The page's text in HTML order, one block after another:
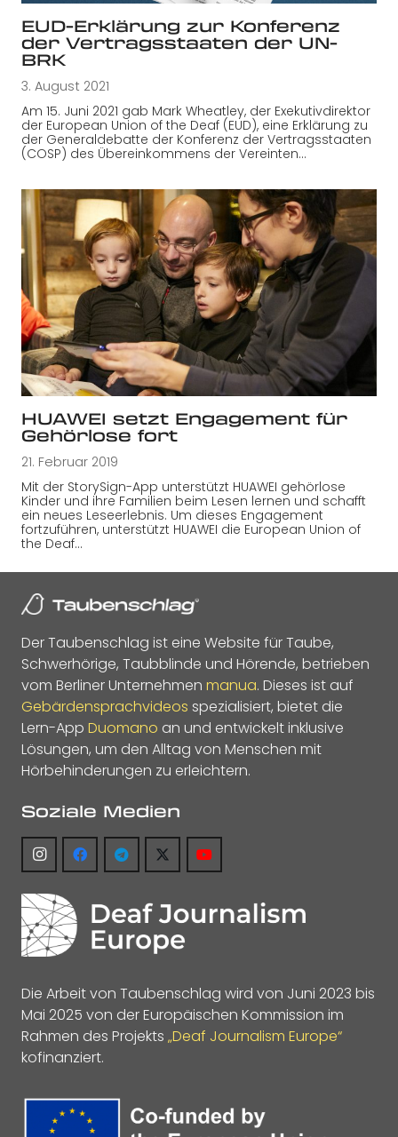
EUD-Erklärung zur Konferenz
der Vertragsstaaten der UN-
BRK
3. August 2021
Am 15. Juni 2021 gab Mark Wheatley, der Exekutivdirektor
der European Union of the Deaf (EUD), eine Erklärung zu
der Generaldebatte der Konferenz der Vertragsstaaten
(COSP) des Übereinkommens der Vereinten…
HUAWEI setzt Engagement für
Gehörlose fort
21. Februar 2019
Mit der StorySign-App unterstützt HUAWEI gehörlose
Kinder und ihre Familien beim Lesen lernen und schafft
ein neues Leseerlebnis. Um dieses Engagement
fortzuführen, unterstützt HUAWEI die European Union of
the Deaf…
Der Taubenschlag ist eine Website für Taube,
Schwerhörige, Taubblinde und Hörende, betrieben
vom Berliner Unternehmen manua. Dieses ist auf
Gebärdensprachvideos spezialisiert, bietet die
Lern-App Duomano an und entwickelt inklusive
Lösungen, um den Alltag von Menschen mit
Hörbehinderungen zu erleichtern.
Soziale Medien
Die Arbeit von Taubenschlag wird von Juni 2023 bis
Mai 2025 von der Europäischen Kommission im
Rahmen des Projekts „Deaf Journalism Europe“
kofinanziert.